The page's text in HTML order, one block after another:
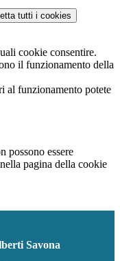
tutti i cookies
cookie consentire.
il funzionamento della
al funzionamento potete
possono essere
pagina della cookie
Savona